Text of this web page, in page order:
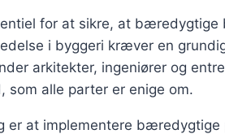
for at sikre, at bæredygtige
i byggeri kræver en
arkitekter, ingeniører og
alle parter er enige om.
er at implementere bæredygtige